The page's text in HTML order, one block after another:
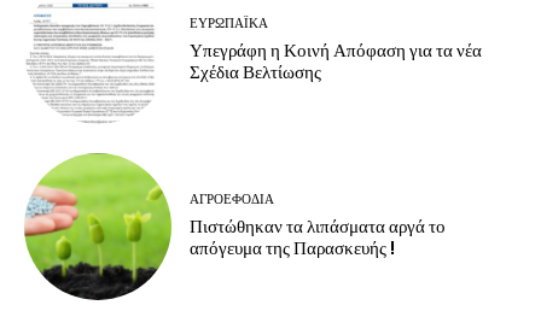
ΕΥΡΩΠΑΪΚΆ
Υπεγράφη η Κοινή Απόφαση για τα νέα
Σχέδια Βελτίωσης
ΑΓΡΟΕΦΌΔΙΑ
Πιστώθηκαν τα λιπάσματα αργά το
απόγευμα της Παρασκευής !